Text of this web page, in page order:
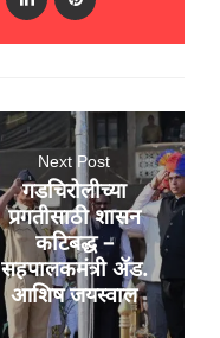
Next Post
गडचिरोलीच्या
प्रगतीसाठी शासन
कटिबद्ध –
सहपालकमंत्री ॲड.
आशिष जयस्वाल